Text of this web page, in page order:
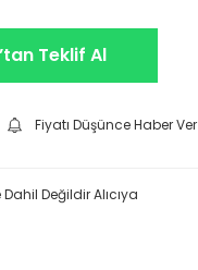
Teklif Al
Fiyatı Düşünce Haber Ver
Değildir Alıcıya